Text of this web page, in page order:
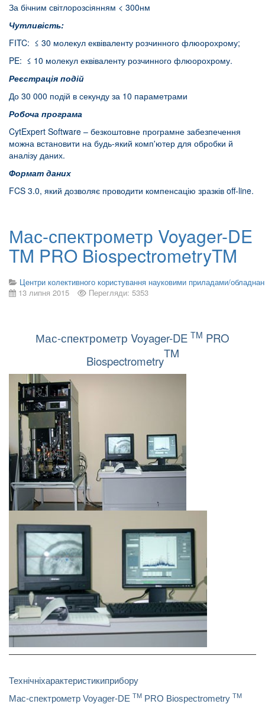
За бічним світлорозсіянням < 300нм
Чутливість:
FITC: ≤ 30 молекул еквіваленту розчинного флюорохрому;
PE: ≤ 10 молекул еквіваленту розчинного флюорохрому.
Реєстрація подій
До 30 000 подій в секунду за 10 параметрами
Робоча програма
CytExpert Software – безкоштовне програмне забезпечення
можна встановити на будь-який комп'ютер для обробки й
аналізу даних.
Формат даних
FCS 3.0, який дозволяє проводити компенсацію зразків off-line.
Мас-спектрометр Voyager-DE
TM PRO BiospectrometryTM
Центри колективного користування науковими приладами/
13 липня 2015
Перегляди: 5353
Мас-спектрометр Voyager-DE TM PRO
Biospectrometry
TM
Технічніхарактеристикиприбору
Мас-спектрометр Voyager-DE TM PRO Biospectrometry TM